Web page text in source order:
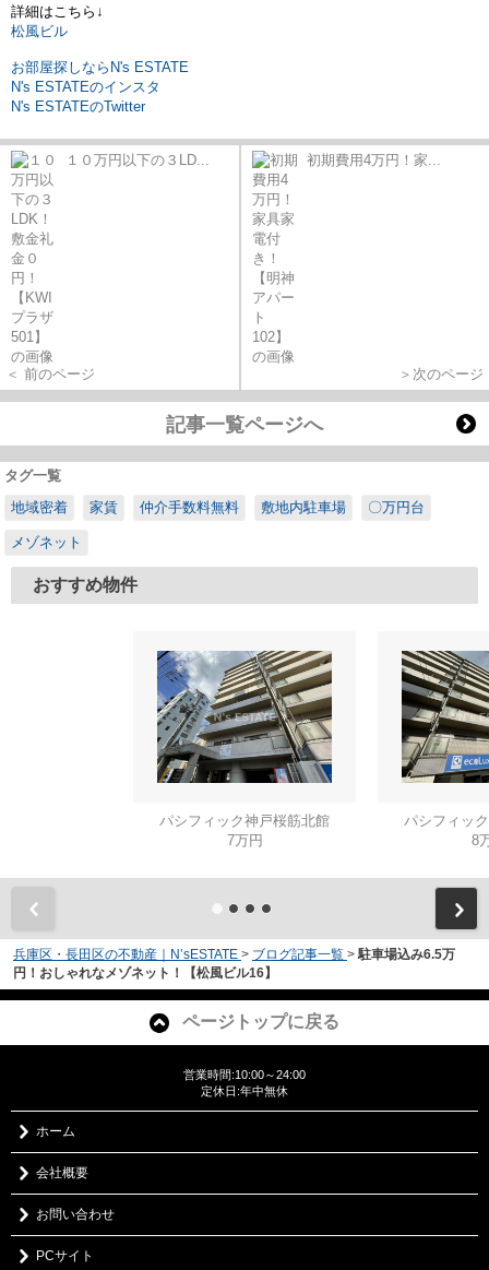
詳細はこちら↓
松風ビル
お部屋探しならN's ESTATE
N's ESTATEのインスタ
N's ESTATEのTwitter
１０万円以下の３LD...
＜ 前のページ
初期費用4万円！家...
＞次のページ
記事一覧ページへ
タグ一覧
地域密着
家賃 仲介手数料無料 敷地内駐車場 〇万円台
メゾネット
おすすめ物件
パシフィック神戸桜筋北館
7万円
パシフィッ
8
兵庫区・長田区の不動産｜N’sESTATE > ブログ記事一覧 > 駐車場込み6.5万
円！おしゃれなメゾネット！【松風ビル16】
ページトップに戻る
営業時間:10:00～24:00
定休日:年中無休
ホーム
会社概要
お問い合わせ
PCサイト